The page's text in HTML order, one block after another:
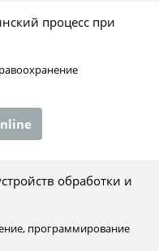
процесс при
обработки и
программирование